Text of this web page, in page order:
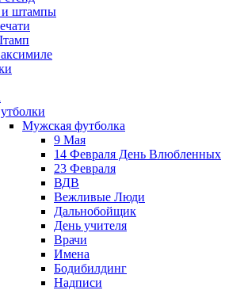
и штампы
Мужская футболка
9 Мая
14 Февраля День Влюбленных
23 Февраля
ВДВ
Вежливые Люди
Дальнобойщик
День учителя
Врачи
Имена
Бодибилдинг
Надписи